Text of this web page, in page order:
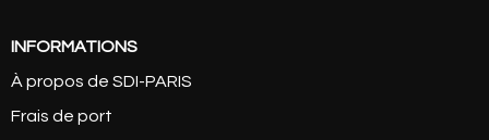
INFORMATIONS
À propos de SDI-PARIS
Frais de port